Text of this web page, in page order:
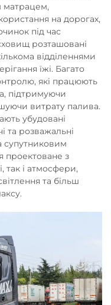
матрацем,
на дорогах,
під час
розташовані
відділеннями
їжі. Багато
які працюють
підтримуючи
витрату палива.
убудовані
та розважальні
супутниковим
проектоване з
так і атмосфери,
та більш